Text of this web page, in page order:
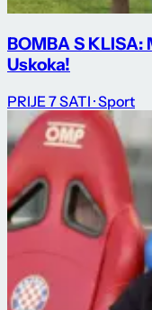
BOMBA S
Uskoka!
PRIJE 7 SATI · Sport